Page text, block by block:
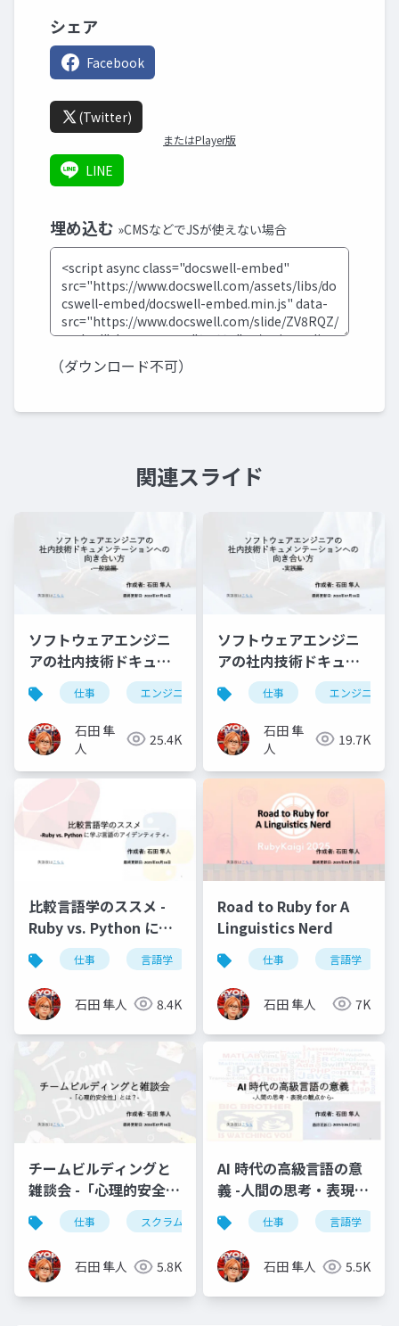
シェア
Facebook
(Twitter)
またはPlayer版
LINE
埋め込む »CMSなどでJSが使えない場合
（ダウンロード不可）
関連スライド
ソフトウェアエンジニ
アの社内技術ドキュメ
ンテーションへの向き
合い方 -一般論編-
仕事 エンジニアリング ドキュメンテーション
石田 隼
人
25.4K
ソフトウェアエンジニ
アの社内技術ドキュメ
ンテーションへの向き
合い方 -実践編-
仕事 エンジニアリ
石田 隼
人
19.7K
比較言語学のススメ -
Ruby vs. Python に学
ぶ言語のアイデンティ
ティ-
仕事 言語学 自然言語 プログラミング言
石田 隼人 8.4K
Road to Ruby for A
Linguistics Nerd
仕事 言語学
石田 隼人 7K
チームビルディングと
雑談会 -「心理的安全
性」とは？-
仕事 スクラム開発 チームビルディング
石田 隼人 5.8K
AI 時代の高級言語の意
義 -人間の思考・表現の
観点から-
仕事 言語学
石田 隼人 5.5K